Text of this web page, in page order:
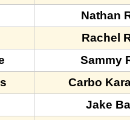
Nathan
Rachel
Sammy
Carbo
Jake